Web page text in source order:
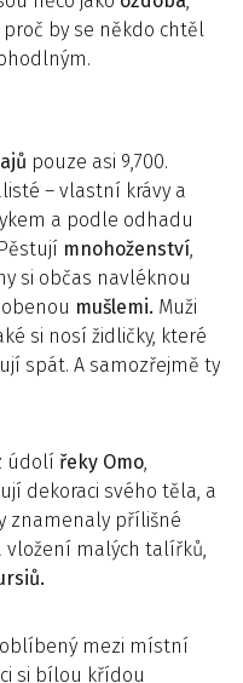
by se někdo chtěl
pouze asi 9,700.
– vlastní krávy a
a podle odhadu
mnohoženství,
si občas navléknou
mušlemi. Muži
si nosí židličky, které
spát. A samozřejmě ty
údolí řeky Omo,
dekoraci svého těla, a
znamenaly přílišné
malých talířků,
mezi místní
si bílou křídou